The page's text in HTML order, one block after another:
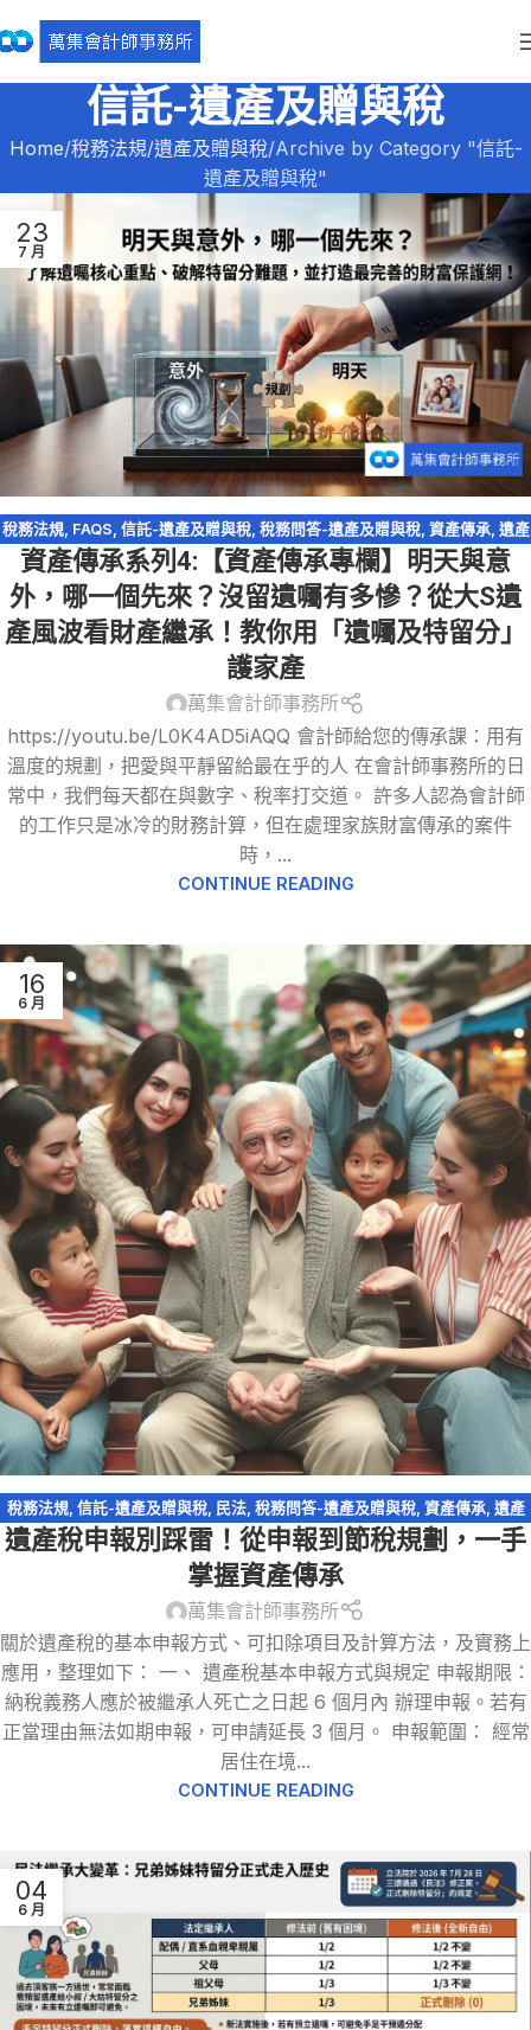
信託-遺產及贈與稅
Home 稅務法規 遺產及贈與稅 Archive by Category "信託-
遺產及贈與稅"
23
7 月
稅務法規, FAQS 信託-遺產及贈與稅, 稅務問答-遺產及贈與稅, 資產傳承, 遺產
及贈與稅,遺產特留分,配偶剩餘財產差額分配請求權
資產傳承系列4:【資產傳承專欄】明天與意
外，哪一個先來？沒留遺囑有多慘？從大S遺
產風波看財產繼承！教你用「遺囑及特留分」
護家產
萬集會計師事務所
https://youtu.be/L0K4AD5iAQQ 會計師給您的傳承課：用有
溫度的規劃，把愛與平靜留給最在乎的人 在會計師事務所的日
常中，我們每天都在與數字、稅率打交道。 許多人認為會計師
的工作只是冰冷的財務計算，但在處理家族財富傳承的案件
時，...
CONTINUE READING
16
6 月
稅務法規, 信託-遺產及贈與稅, 民法, 稅務問答-遺產及贈與稅, 資產傳承, 遺產
及贈與稅 ,遺產特留分,遺贈
遺產稅申報別踩雷！從申報到節稅規劃，一手
掌握資產傳承
萬集會計師事務所
關於遺產稅的基本申報方式、可扣除項目及計算方法，及實務上
應用，整理如下： 一、 遺產稅基本申報方式與規定 申報期限：
納稅義務人應於被繼承人死亡之日起 6 個月內 辦理申報。若有
正當理由無法如期申報，可申請延長 3 個月。 申報範圍： 經常
居住在境...
CONTINUE READING
04
6 月